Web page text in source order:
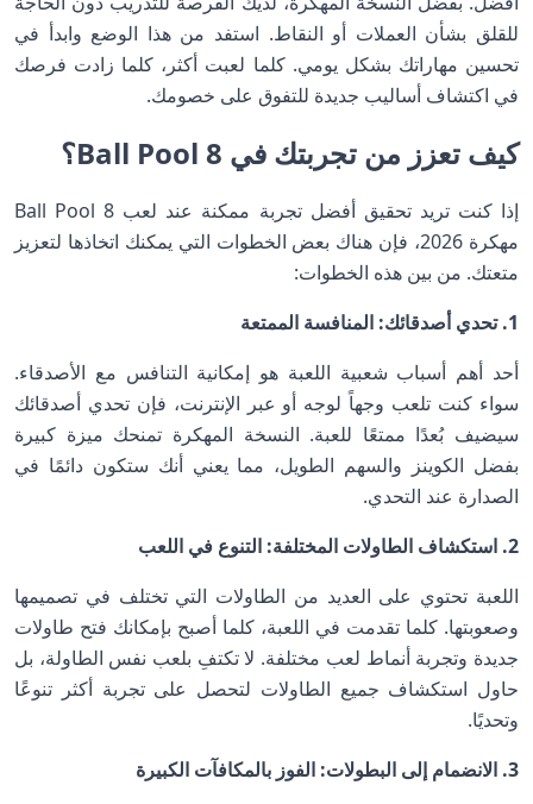
للقلق بشأن العملات أو النقاط. استفد من هذا الوضع وابدأ في
تحسين مهاراتك بشكل يومي. كلما لعبت أكثر، كلما زادت فرصك
في اكتشاف أساليب جديدة للتفوق على خصومك.
كيف تعزز من تجربتك في 8 Ball Pool؟
إذا كنت تريد تحقيق أفضل تجربة ممكنة عند لعب 8 Ball Pool
مهكرة 2026، فإن هناك بعض الخطوات التي يمكنك اتخاذها لتعزيز
متعتك. من بين هذه الخطوات:
1. تحدي أصدقائك: المنافسة الممتعة
أحد أهم أسباب شعبية اللعبة هو إمكانية التنافس مع الأصدقاء.
سواء كنت تلعب وجهاً لوجه أو عبر الإنترنت، فإن تحدي أصدقائك
سيضيف بُعدًا ممتعًا للعبة. النسخة المهكرة تمنحك ميزة كبيرة
بفضل الكوينز والسهم الطويل، مما يعني أنك ستكون دائمًا في
الصدارة عند التحدي.
2. استكشاف الطاولات المختلفة: التنوع في اللعب
اللعبة تحتوي على العديد من الطاولات التي تختلف في تصميمها
وصعوبتها. كلما تقدمت في اللعبة، كلما أصبح بإمكانك فتح طاولات
جديدة وتجربة أنماط لعب مختلفة. لا تكتفِ بلعب نفس الطاولة، بل
حاول استكشاف جميع الطاولات لتحصل على تجربة أكثر تنوعًا
وتحديًا.
3. الانضمام إلى البطولات: الفوز بالمكافآت الكبيرة